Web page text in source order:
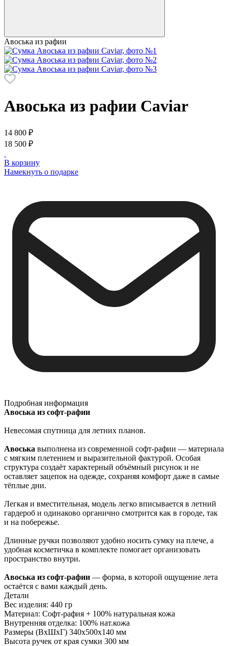
Авоська из рафии
Авоська из рафии Caviar
14 800 ₽
18 500 ₽
В корзину
Намекнуть о подарке
Подробная информация
Авоська из софт-рафии
Невесомая спутница для летних планов.
Авоська выполнена из современной софт-рафии — материала
с мягким плетением и выразительной фактурой. Особая
структура создаёт характерный объёмный рисунок и не
оставляет зацепок на одежде, сохраняя комфорт даже в самые
тёплые дни.
Легкая и вместительная, модель легко вписывается в летний
гардероб и одинаково органично смотрится как в городе, так
и на побережье.
Длинные ручки позволяют удобно носить сумку на плече, а
удобная косметичка в комплекте помогает организовать
пространство внутри.
Авоська из софт-рафии — форма, в которой ощущение лета
остаётся с вами каждый день.
Детали
Вес изделия: 440 гр
Материал: Cофт-рафия + 100% натуральная кожа
Внутренняя отделка: 100% нат.кожа
Размеры (ВхШхГ) 340х500х140 мм
Высота ручек от края сумки 300 мм